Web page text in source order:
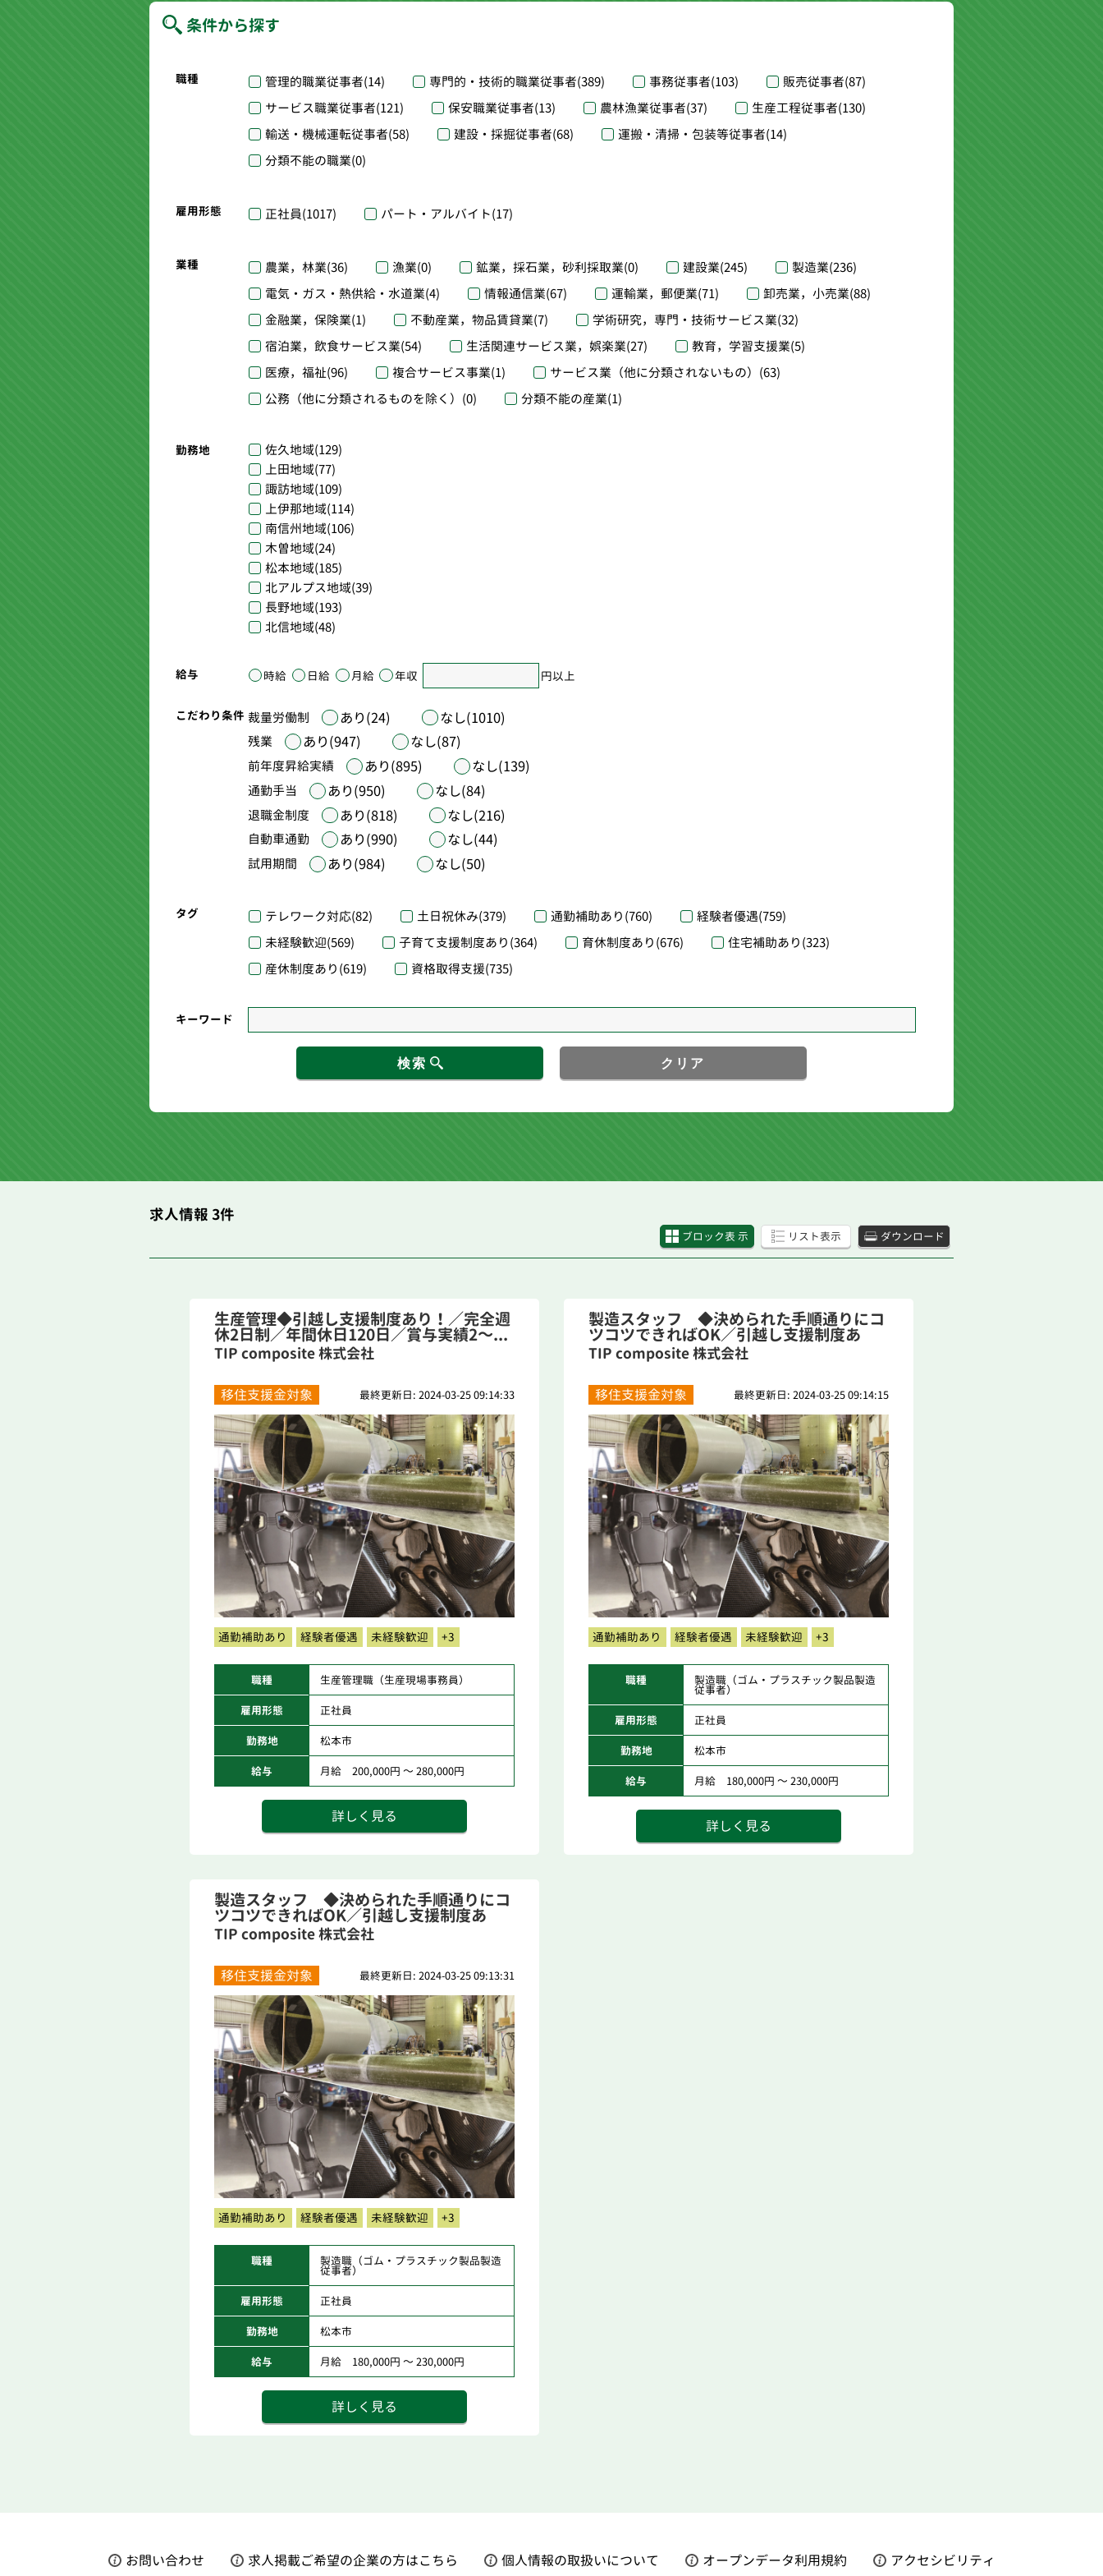
条件から探す
職種 管理的職業従事者(14) 専門的・技術的職業従事者(389) 事務従事者(103) 販売従事者(87)
サービス職業従事者(121) 保安職業従事者(13) 農林漁業従事者(37) 生産工程従事者(130)
輸送・機械運転従事者(58) 建設・採掘従事者(68) 運搬・清掃・包装等従事者(14)
分類不能の職業(0)
雇用形態 正社員(1017) パート・アルバイト(17)
業種 農業，林業(36) 漁業(0) 鉱業，採石業，砂利採取業(0) 建設業(245) 製造業(236)
電気・ガス・熱供給・水道業(4) 情報通信業(67) 運輸業，郵便業(71) 卸売業，小売業(88)
金融業，保険業(1) 不動産業，物品賃貸業(7) 学術研究，専門・技術サービス業(32)
宿泊業，飲食サービス業(54) 生活関連サービス業，娯楽業(27) 教育，学習支援業(5)
医療，福祉(96) 複合サービス事業(1) サービス業（他に分類されないもの） (63)
公務（他に分類されるものを除く） (0) 分類不能の産業(1)
勤務地 佐久地域(129)
上田地域(77)
諏訪地域(109)
上伊那地域(114)
南信州地域(106)
木曽地域(24)
松本地域(185)
北アルプス地域(39)
長野地域(193)
北信地域(48)
給与 時給 日給 月給 年収 円以上
こだわり条件 裁量労働制 あり(24) なし(1010)
残業 あり(947) なし(87)
前年度昇給実績 あり(895) なし(139)
通勤手当 あり(950) なし(84)
退職金制度 あり(818) なし(216)
自動車通勤 あり(990) なし(44)
試用期間 あり(984) なし(50)
タグ テレワーク対応(82) 土日祝休み(379) 通勤補助あり(760) 経験者優遇(759)
未経験歓迎(569) 子育て支援制度あり(364) 育休制度あり(676) 住宅補助あり(323)
産休制度あり(619) 資格取得支援(735)
キーワード
検索 クリア
求人情報 3件
ブロック表 示 リスト表示 ダウンロード
生産管理◆引越し支援制度あり！／完全週
休2日制／年間休日120日／賞与実績2～...
TIP composite 株式会社
移住支援金対象 最終更新日: 2024-03-25 09:14:33
通勤補助あり 経験者優遇 未経験歓迎 +3
職種 生産管理職（生産現場事務員）
雇用形態 正社員
勤務地 松本市
給与 月給 200,000円 ～ 280,000円
詳しく見る
製造スタッフ ◆決められた手順通りにコ
ツコツできればOK／引越し支援制度あ
り！...
TIP composite 株式会社
移住支援金対象 最終更新日: 2024-03-25 09:14:15
通勤補助あり 経験者優遇 未経験歓迎 +3
職種 製造職（ゴム・プラスチック製品製造
従事者）
雇用形態 正社員
勤務地 松本市
給与 月給 180,000円 ～ 230,000円
詳しく見る
製造スタッフ ◆決められた手順通りにコ
ツコツできればOK／引越し支援制度あ
り！...
TIP composite 株式会社
移住支援金対象 最終更新日: 2024-03-25 09:13:31
通勤補助あり 経験者優遇 未経験歓迎 +3
職種 製造職（ゴム・プラスチック製品製造
従事者）
雇用形態 正社員
勤務地 松本市
給与 月給 180,000円 ～ 230,000円
詳しく見る
お問い合わせ 求人掲載ご希望の企業の方はこちら 個人情報の取扱いについて オープンデータ利用規約 アクセシビリティ